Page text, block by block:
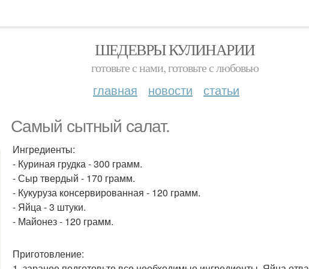
ШЕДЕВРЫ КУЛИНАРИИ
готовьте с нами, готовьте с любовью
главная новости статьи
Самый сытный салат.
Ингредиенты:
- Куриная грудка - 300 грамм.
- Сыр твердый - 170 грамм.
- Кукуруза консервированная - 120 грамм.
- Яйца - 3 штуки.
- Майонез - 120 грамм.
Приготовление: